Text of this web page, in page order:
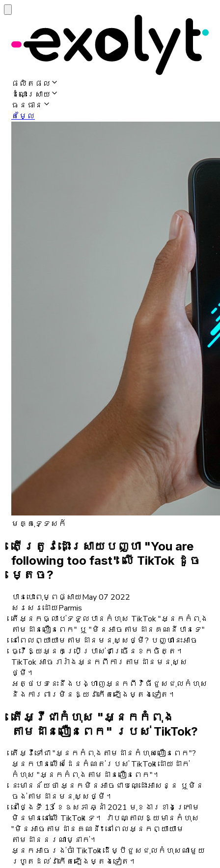
ផលិតផល
ដំណោះស្រាយ
ធនធាន
តម្លៃ
មគ្គុទ្ទេសក៍
តើត្រូវដោះស្រាយបញ្ហា "You are
following too fast" លើ TikTok ដូច
ម្តេច?
បានបោះពុម្ពផ្សាយMay 07 2022
សរសេរដោយParmis
តើអ្នកធ្លាប់ទទួលបានកំហុស TikTok "អ្នកកំពុង
តាមដានលឿនពេក" ឬ "មិនអាចតាមដានគណនីបានទេ"
នៅពេលព្យាយាមតាមដានមនុស្សថ្មី? បញ្ហានេះអាច
ធ្វើឱ្យអ្នកប្រើប្រាស់ជាច្រើនខកចិត្ត។
TikTok អាចរារាំងអ្នកពីការតាមដានមនុស្ស
ថ្មី។
អត្ថបទ​នេះ​នឹង​បង្ហាញ​អ្នក​ពី​វិធី​ជួសជុល​កំហុស
និង​ការពារ​មិន​ឱ្យ​វា​កើតឡើង​ម្តងទៀត។
តើអ្វីជាកំហុស "អ្នកកំពុង
តាមដានលឿនពេក" របស់ TikTok?
តើអ្វីទៅជា "អ្នកកំពុងតាមដានកំហុសលឿនពេក"?
អ្នកបានលើសដែនកំណត់របស់ TikTok ដោយដាក់
កំហុស "អ្នកកំពុងតាមដានលឿនពេក"។
នេះមានន័យថា អ្នកមិនអាចជាបណ្ដោះអាសន្ន ឬមិន
ចង់តាមដានមនុស្សថ្មី។
នៅថ្ងៃទី 13 ខែឧសភា ឆ្នាំ 2021 មុខងារខាងក្រោម
មិនមាននៅលើ TikTok ទេ។ វាបណ្តាលឱ្យមានកំហុស
"មិនអាចតាមដានគណនី" នៅពេលអ្នកព្យាយាម
តាមដាននរណាម្នាក់។
អ្នកអាចរង់ចាំ TikTok ដើម្បីជួសជុលកំហុសណាមួយ
រហូតដល់វាកើតឡើងម្តងទៀត។